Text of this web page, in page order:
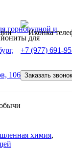
106
+7 (977) 691-
Заказать звонок
горнорудной и
для
химия,